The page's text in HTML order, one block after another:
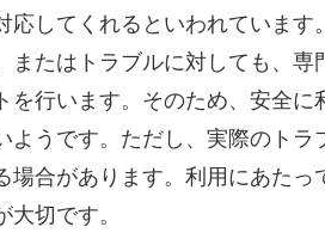
してくれるといわれています
またはトラブルに対しても、専
を行います。そのため、安全に
うです。ただし、実際のトラ
場合があります。利用にあたっ
切です。